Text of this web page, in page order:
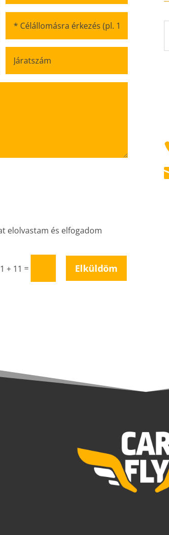
elolvastam és elfogadom
+ 11 = Elküldöm